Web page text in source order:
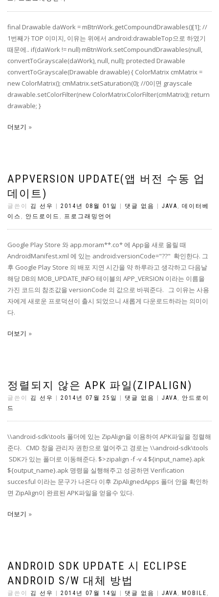
final Drawable daWork = mBtnWork.getCompoundDrawables()[1]; //
1번째가 TOP 이미지, 이유는 위에서 android:drawableTop으로 하였기
때문에.. if(daWork != null) mBtnWork.setCompoundDrawables(null,
convertToGrayscale(daWork), null, null); protected Drawable
convertToGrayscale(Drawable drawable) { ColorMatrix cmMatrix =
new ColorMatrix(); cmMatrix.setSaturation(0); //0이면 grayscale
drawable.setColorFilter(new ColorMatrixColorFilter(cmMatrix)); return
drawable; }
더보기
APPVERSION UPDATE(앱 버전 수동 업
데이트)
글쓴이 김 선우 2014년 08월 01일 댓글 없음 JAVA , 데이터베
이스 , 안드로이드 , 프로그래밍언어
Google Play Store 와 app.moram**.co* 에 App을 새로 올릴 때
AndroidManifest.xml 에 있는 android:versionCode="??" 확인한다. 그
후 Google Play Store 의 배포 지연 시간을 약 하루라고 생각하고 다음날
해당 DB의 MOB_UPDATE_INFO 테이블의 APP_VERSION 이라는 이름을
가진 코드의 참조값을 versionCode 의 값으로 바꿔준다. 그 이유는 사용
자에게 새로운 프로덕션이 출시 되었으니 새롭게 다운로드하라는 의미이
다.
더보기
정렬되지 않은 APK 파일(ZIPALIGN)
글쓴이 김 선우 2014년 07월 25일 댓글 없음 JAVA , 안드로이
드
\\android-sdk\tools 폴더에 있는 ZipAlign을 이용하여 APK파일을 정렬해
준다. CMD 창을 관리자 권한으로 열어주고 경로는 \\android-sdk\tools
SDK가 있는 폴더로 이동해준다. $>zipalign -f -v 4 ${input_name}.apk
${output_name}.apk 명령을 실행해주고 성공하면 Verification
succesful 이라는 문구가 나온다 이후 ZipAlignedApps 폴더 안을 확인하
면 ZipAlign이 완료된 APK파일을 얻을수 있다.
더보기
ANDROID SDK UPDATE 시 ECLIPSE
ANDROID S/W 대체 방법
글쓴이 김 선우 2014년 07월 14일 댓글 없음 JAVA , MOBILE ,